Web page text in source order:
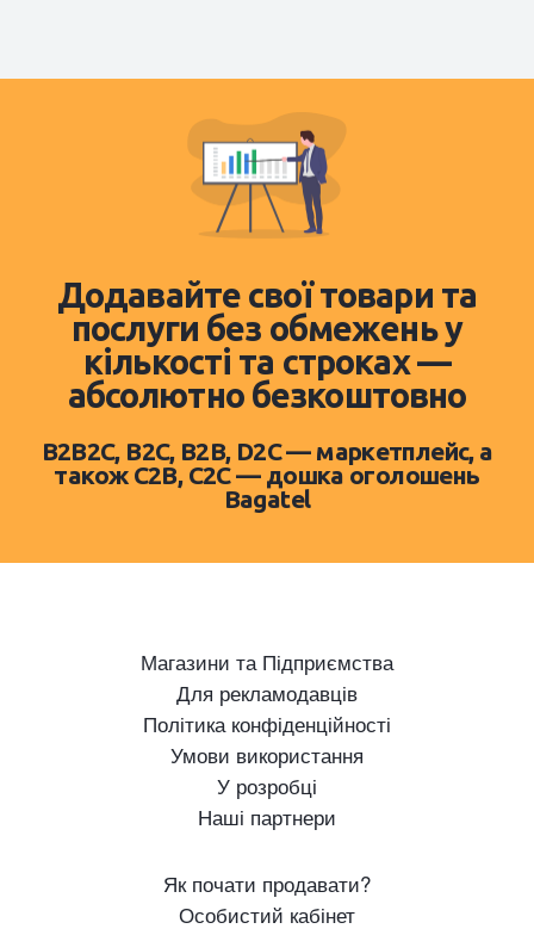
Додавайте свої товари та
послуги без обмежень у
кількості та строках —
абсолютно безкоштовно
B2B2C, B2C, B2B, D2C — маркетплейс, а
також C2B, C2C — дошка оголошень
Bagatel
Магазини та Підприємства
Для рекламодавців
Політика конфіденційності
Умови використання
У розробці
Наші партнери
Як почати продавати?
Особистий кабінет